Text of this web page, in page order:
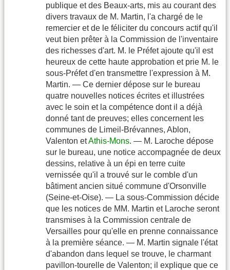
publique et des Beaux-arts, mis au courant des
divers travaux de M. Martin, l'a chargé de le
remercier et de le féliciter du concours actif qu'il
veut bien prêter à la Commission de l'inventaire
des richesses d'art. M. le Préfet ajoute qu'il est
heureux de cette haute approbation et prie M. le
sous-Préfet d'en transmettre l'expression à M.
Martin. — Ce dernier dépose sur le bureau
quatre nouvelles notices écrites et illustrées
avec le soin et la compétence dont il a déjà
donné tant de preuves; elles concernent les
communes de Limeil-Brévannes, Ablon,
Valenton etAthis-Mons. — M. Laroche dépose
sur le bureau, une notice accompagnée de deux
dessins, relative à un épi en terre cuite
vernissée qu'il a trouvé sur le comble d'un
bâtiment ancien situé commune d'Orsonville
(Seine-et-Oise). — La sous-Commission décide
que les notices de MM. Martin et Laroche seront
transmises à la Commission centrale de
Versailles pour qu'elle en prenne connaissance
à la première séance. — M. Martin signale l'état
d'abandon dans lequel se trouve, le charmant
pavillon-tourelle de Valenton; il explique que ce